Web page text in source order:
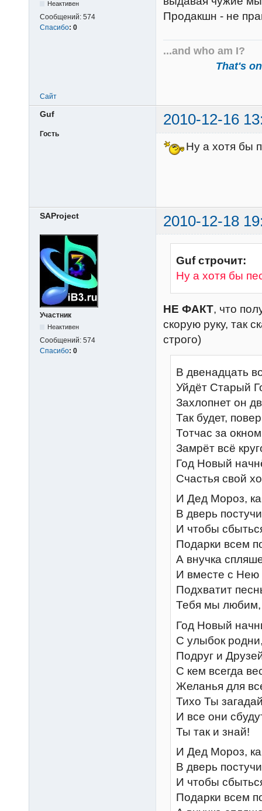
Неактивен
Сообщений: 574
Спасибо: 0
Продакшн - не
...and who am I?
That's
Сайт
Guf 2010-12-16
Гость
Ну а хотя бы
SAProject 2010-12-18
Участник
Неактивен
Сообщений: 574
Спасибо: 0
Guf строчит:
Ну а хотя бы
НЕ ФАКТ, что
скорую руку, так
строго)
В двенадцать
Уйдёт Старый
Захлопнет он
Так будет,
Тотчас за окном
Замрёт всё
Год Новый
Счастья свой
И Дед Мороз,
В дверь
И чтобы
Подарки всем
А внучка
И вместе с Нею
Подхватит
Тебя мы
Год Новый
С улыбок
Подруг и
С кем всегда
Желанья для
Тихо Ты
И все они
Ты так и знай!
И Дед Мороз,
В дверь
И чтобы
Подарки всем